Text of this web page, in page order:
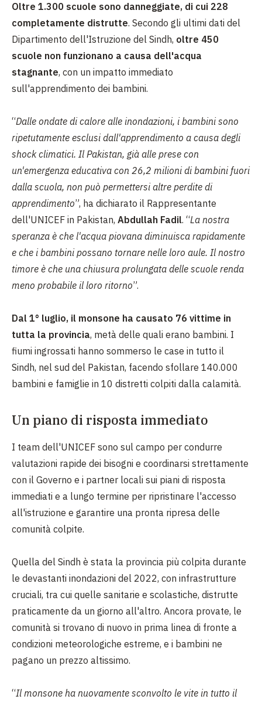
Oltre 1.300 scuole sono danneggiate, di cui 228
completamente distrutte. Secondo gli ultimi dati del
Dipartimento dell'Istruzione del Sindh, oltre 450
scuole non funzionano a causa dell'acqua
stagnante, con un impatto immediato
sull'apprendimento dei bambini.
“Dalle ondate di calore alle inondazioni, i bambini sono
ripetutamente esclusi dall'apprendimento a causa degli
shock climatici. Il Pakistan, già alle prese con
un'emergenza educativa con 26,2 milioni di bambini fuori
dalla scuola, non può permettersi altre perdite di
apprendimento”, ha dichiarato il Rappresentante
dell'UNICEF in Pakistan, Abdullah Fadil. “La nostra
speranza è che l'acqua piovana diminuisca rapidamente
e che i bambini possano tornare nelle loro aule. Il nostro
timore è che una chiusura prolungata delle scuole renda
meno probabile il loro ritorno”.
Dal 1° luglio, il monsone ha causato 76 vittime in
tutta la provincia, metà delle quali erano bambini. I
fiumi ingrossati hanno sommerso le case in tutto il
Sindh, nel sud del Pakistan, facendo sfollare 140.000
bambini e famiglie in 10 distretti colpiti dalla calamità.
Un piano di risposta immediato
I team dell'UNICEF sono sul campo per condurre
valutazioni rapide dei bisogni e coordinarsi strettamente
con il Governo e i partner locali sui piani di risposta
immediati e a lungo termine per ripristinare l'accesso
all'istruzione e garantire una pronta ripresa delle
comunità colpite.
Quella del Sindh è stata la provincia più colpita durante
le devastanti inondazioni del 2022, con infrastrutture
cruciali, tra cui quelle sanitarie e scolastiche, distrutte
praticamente da un giorno all'altro. Ancora provate, le
comunità si trovano di nuovo in prima linea di fronte a
condizioni meteorologiche estreme, e i bambini ne
pagano un prezzo altissimo.
“Il monsone ha nuovamente sconvolto le vite in tutto il